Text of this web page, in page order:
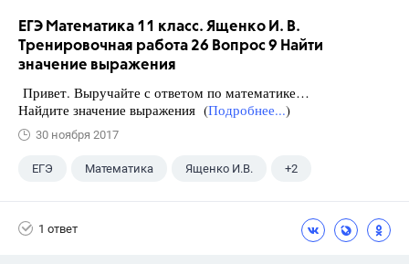
ЕГЭ Математика 11 класс. Ященко И. В.
Тренировочная работа 26 Вопрос 9 Найти
значение выражения
Привет. Выручайте с ответом по математике…
Найдите значение выражения (Подробнее...)
30 ноября 2017
ЕГЭ Математика Ященко И.В. +2
1 ответ